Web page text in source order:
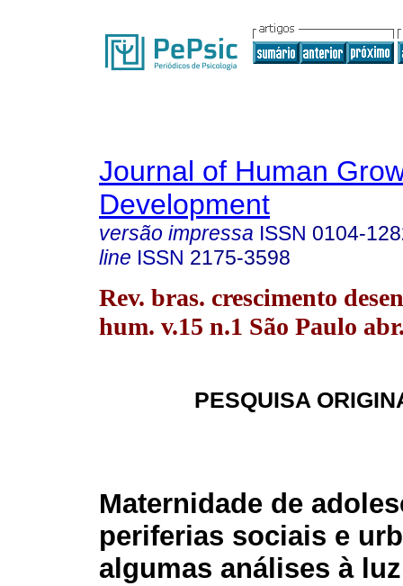
Journal of Human
Development
versão impressa ISSN 0104-
line ISSN 2175-3598
Rev. bras. crescimento
hum. v.15 n.1 São Paulo
PESQUISA
Maternidade de
periferias sociais e
algumas análises à